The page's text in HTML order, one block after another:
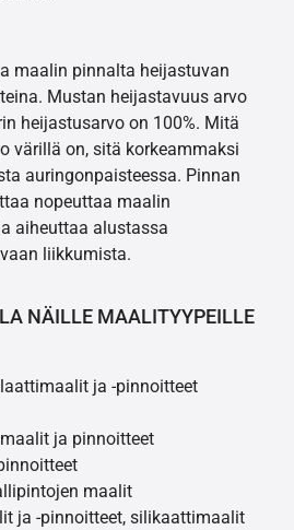
maalin pinnalta heijastuvan
Mustan heijastavuus arvo
heijastusarvo on 100%. Mitä
värillä on, sitä korkeammaksi
auringonpaisteessa. Pinnan
nopeuttaa maalin
aiheuttaa alustassa
liikkumista.
NÄILLE MAALITYYPEILLE
ja -pinnoitteet
ja pinnoitteet
maalit
ja -pinnoitteet, silikaattimaalit